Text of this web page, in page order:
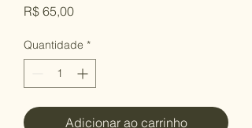
R$ 65,00Preço
Quantidade *
Adicionar ao carrinho